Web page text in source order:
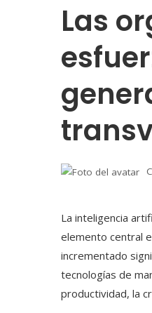
Las
La inteligencia
elemento central
incrementado
tecnologías de
productividad, la